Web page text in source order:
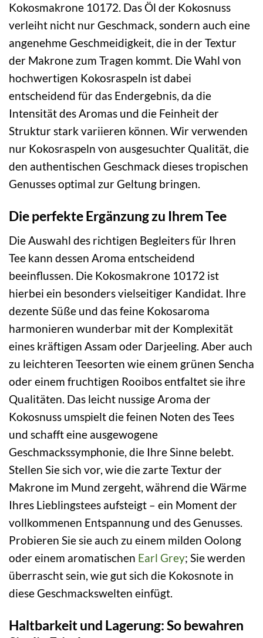
Kokosmakrone 10172. Das Öl der Kokosnuss
verleiht nicht nur Geschmack, sondern auch eine
angenehme Geschmeidigkeit, die in der Textur
der Makrone zum Tragen kommt. Die Wahl von
hochwertigen Kokosraspeln ist dabei
entscheidend für das Endergebnis, da die
Intensität des Aromas und die Feinheit der
Struktur stark variieren können. Wir verwenden
nur Kokosraspeln von ausgesuchter Qualität, die
den authentischen Geschmack dieses tropischen
Genusses optimal zur Geltung bringen.
Die perfekte Ergänzung zu Ihrem Tee
Die Auswahl des richtigen Begleiters für Ihren
Tee kann dessen Aroma entscheidend
beeinflussen. Die Kokosmakrone 10172 ist
hierbei ein besonders vielseitiger Kandidat. Ihre
dezente Süße und das feine Kokosaroma
harmonieren wunderbar mit der Komplexität
eines kräftigen Assam oder Darjeeling. Aber auch
zu leichteren Teesorten wie einem grünen Sencha
oder einem fruchtigen Rooibos entfaltet sie ihre
Qualitäten. Das leicht nussige Aroma der
Kokosnuss umspielt die feinen Noten des Tees
und schafft eine ausgewogene
Geschmackssymphonie, die Ihre Sinne belebt.
Stellen Sie sich vor, wie die zarte Textur der
Makrone im Mund zergeht, während die Wärme
Ihres Lieblingstees aufsteigt – ein Moment der
vollkommenen Entspannung und des Genusses.
Probieren Sie sie auch zu einem milden Oolong
oder einem aromatischen Earl Grey; Sie werden
überrascht sein, wie gut sich die Kokosnote in
diese Geschmackswelten einfügt.
Haltbarkeit und Lagerung: So bewahren